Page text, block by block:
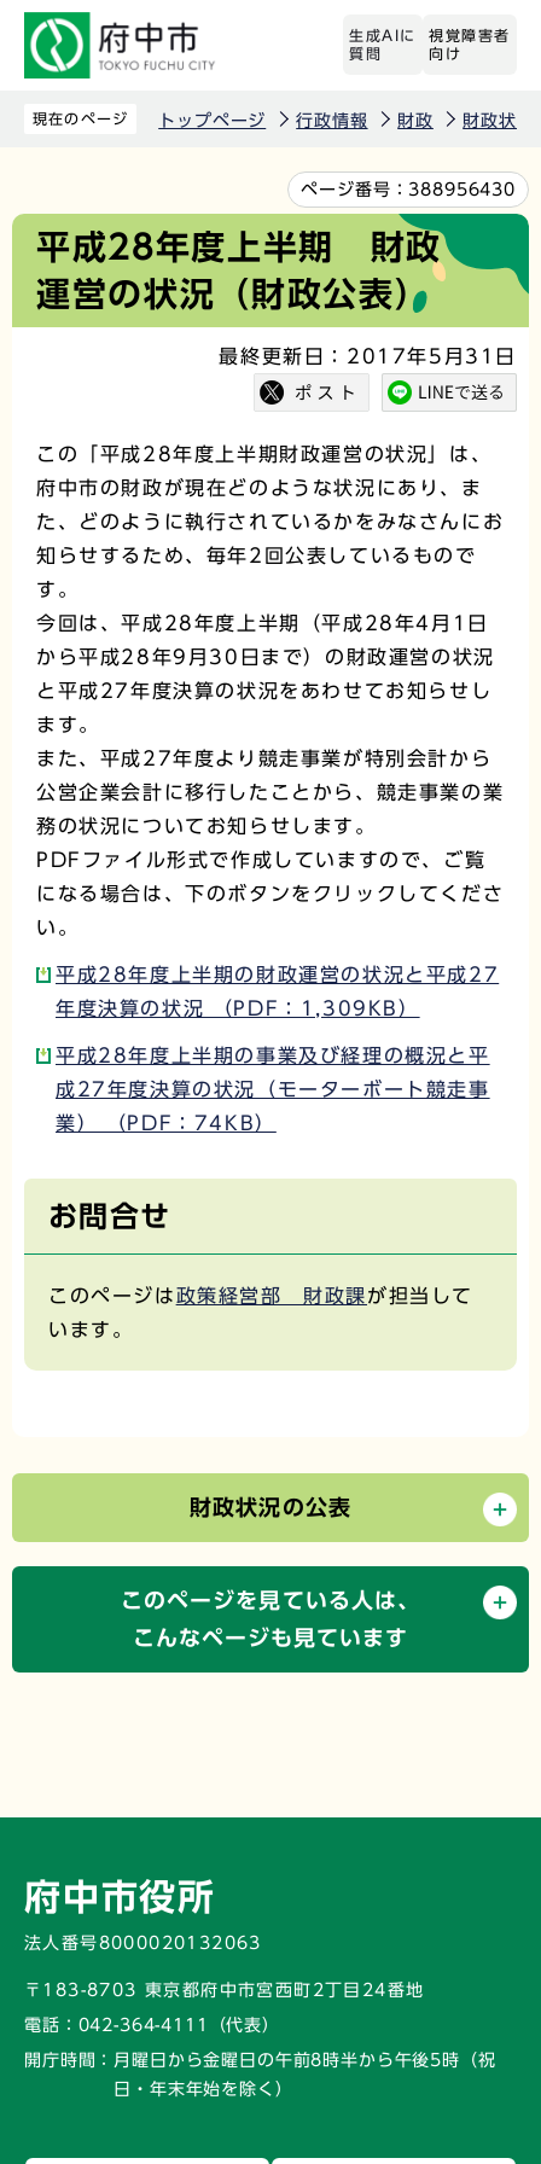
先
生成AIに
質問
視覚障害者
向け
現在のページ トップページ 行政情報 財政 財政状況
文
か
ページ番号： 388956430
平成28年度上半期 財政
運営の状況（財政公表）
最終更新日：2017年5月31日
この「平成28年度上半期財政運営の状況」は、
府中市の財政が現在どのような状況にあり、ま
た、どのように執行されているかをみなさんにお
知らせするため、毎年2回公表しているもので
す。
今回は、平成28年度上半期（平成28年4月1日
から平成28年9月30日まで）の財政運営の状況
と平成27年度決算の状況をあわせてお知らせし
ます。
また、平成27年度より競走事業が特別会計から
公営企業会計に移行したことから、競走事業の業
務の状況についてお知らせします。
PDFファイル形式で作成していますので、ご覧
になる場合は、下のボタンをクリックしてくださ
い。
平成28年度上半期の財政運営の状況と平成27
年度決算の状況 （PDF：1,309KB）
平成28年度上半期の事業及び経理の概況と平
成27年度決算の状況（モーターボート競走事
業） （PDF：74KB）
お問合せ
このページは政策経営部 財政課が担当して
います。
財政状況の公表
このページを見ている人は、
こんなページも見ています
府中市役所
法人番号8000020132063
〒183-8703 東京都府中市宮西町2丁目24番地
電話： 042-364-4111（代表）
開庁時間： 月曜日から金曜日の午前8時半から午後5時 （祝
日・年末年始を除く）